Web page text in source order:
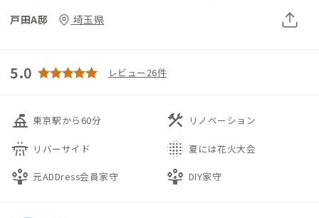
戸田A邸 埼玉県
5.0 レビュー26件
things_to_do 東京駅から60分 construction リノベーション
flyover リバーサイド blur_on 夏には花火大会
person_play 元ADDress会員家守 person_play DIY家守